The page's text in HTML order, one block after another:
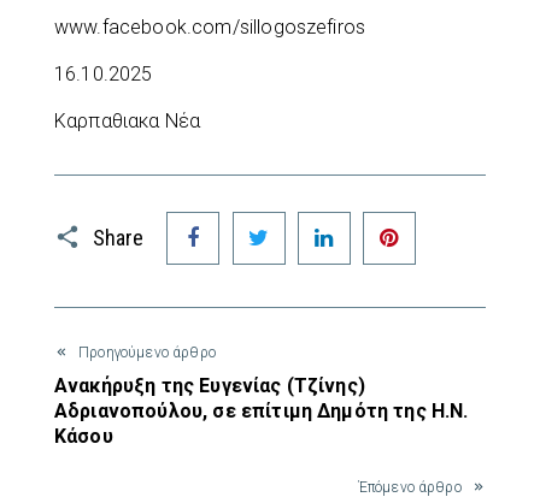
www.facebook.com/sillogoszefiros
16.10.2025
Καρπαθιακα Νέα
Share
Facebook Twitter LinkedIn
Προηγούμενο άρθρο
Ανακήρυξη της Ευγενίας (Τζίνης)
Αδριανοπούλου, σε επίτιμη Δημότη της Η.Ν.
Κάσου
Έπόμενο άρθρο